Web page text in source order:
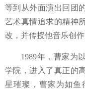
等到从外面演出回团
艺术真情追求的精神
改，并传授他音乐创作
1989年，曹家为
学院，进入了真正的
星璀璨，曹家为如鱼